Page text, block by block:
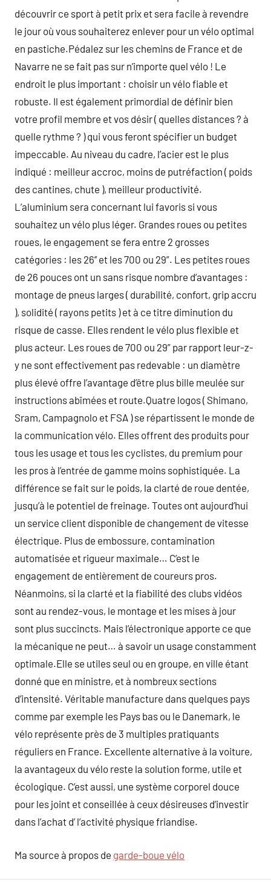
découvrir ce sport à petit prix et sera facile à revendre
le jour où vous souhaiterez enlever pour un vélo optimal
en pastiche.Pédalez sur les chemins de France et de
Navarre ne se fait pas sur n’importe quel vélo ! Le
endroit le plus important : choisir un vélo fiable et
robuste. Il est également primordial de définir bien
votre profil membre et vos désir ( quelles distances ? à
quelle rythme ? ) qui vous feront spécifier un budget
impeccable. Au niveau du cadre, l’acier est le plus
indiqué : meilleur accroc, moins de putréfaction ( poids
des cantines, chute ), meilleur productivité.
L’aluminium sera concernant lui favoris si vous
souhaitez un vélo plus léger. Grandes roues ou petites
roues, le engagement se fera entre 2 grosses
catégories : les 26’’ et les 700 ou 29”. Les petites roues
de 26 pouces ont un sans risque nombre d’avantages :
montage de pneus larges ( durabilité, confort, grip accru
), solidité ( rayons petits ) et à ce titre diminution du
risque de casse. Elles rendent le vélo plus flexible et
plus acteur. Les roues de 700 ou 29” par rapport leur-z-
y ne sont effectivement pas redevable : un diamètre
plus élevé offre l’avantage d’être plus bille meulée sur
instructions abîmées et route.Quatre logos ( Shimano,
Sram, Campagnolo et FSA ) se répartissent le monde de
la communication vélo. Elles offrent des produits pour
tous les usage et tous les cyclistes, du premium pour
les pros à l’entrée de gamme moins sophistiquée. La
différence se fait sur le poids, la clarté de roue dentée,
jusqu’à le potentiel de freinage. Toutes ont aujourd’hui
un service client disponible de changement de vitesse
électrique. Plus de embossure, contamination
automatisée et rigueur maximale… C’est le
engagement de entièrement de coureurs pros.
Néanmoins, si la clarté et la fiabilité des clubs vidéos
sont au rendez-vous, le montage et les mises à jour
sont plus succincts. Mais l’électronique apporte ce que
la mécanique ne peut… à savoir un usage constamment
optimale.Elle se utiles seul ou en groupe, en ville étant
donné que en ministre, et à nombreux sections
d’intensité. Véritable manufacture dans quelques pays
comme par exemple les Pays bas ou le Danemark, le
vélo représente près de 3 multiples pratiquants
réguliers en France. Excellente alternative à la voiture,
la avantageux du vélo reste la solution forme, utile et
écologique. C’est aussi, une système corporel douce
pour les joint et conseillée à ceux désireuses d’investir
dans l’achat d’ l’activité physique friandise.
Ma source à propos de garde-boue vélo